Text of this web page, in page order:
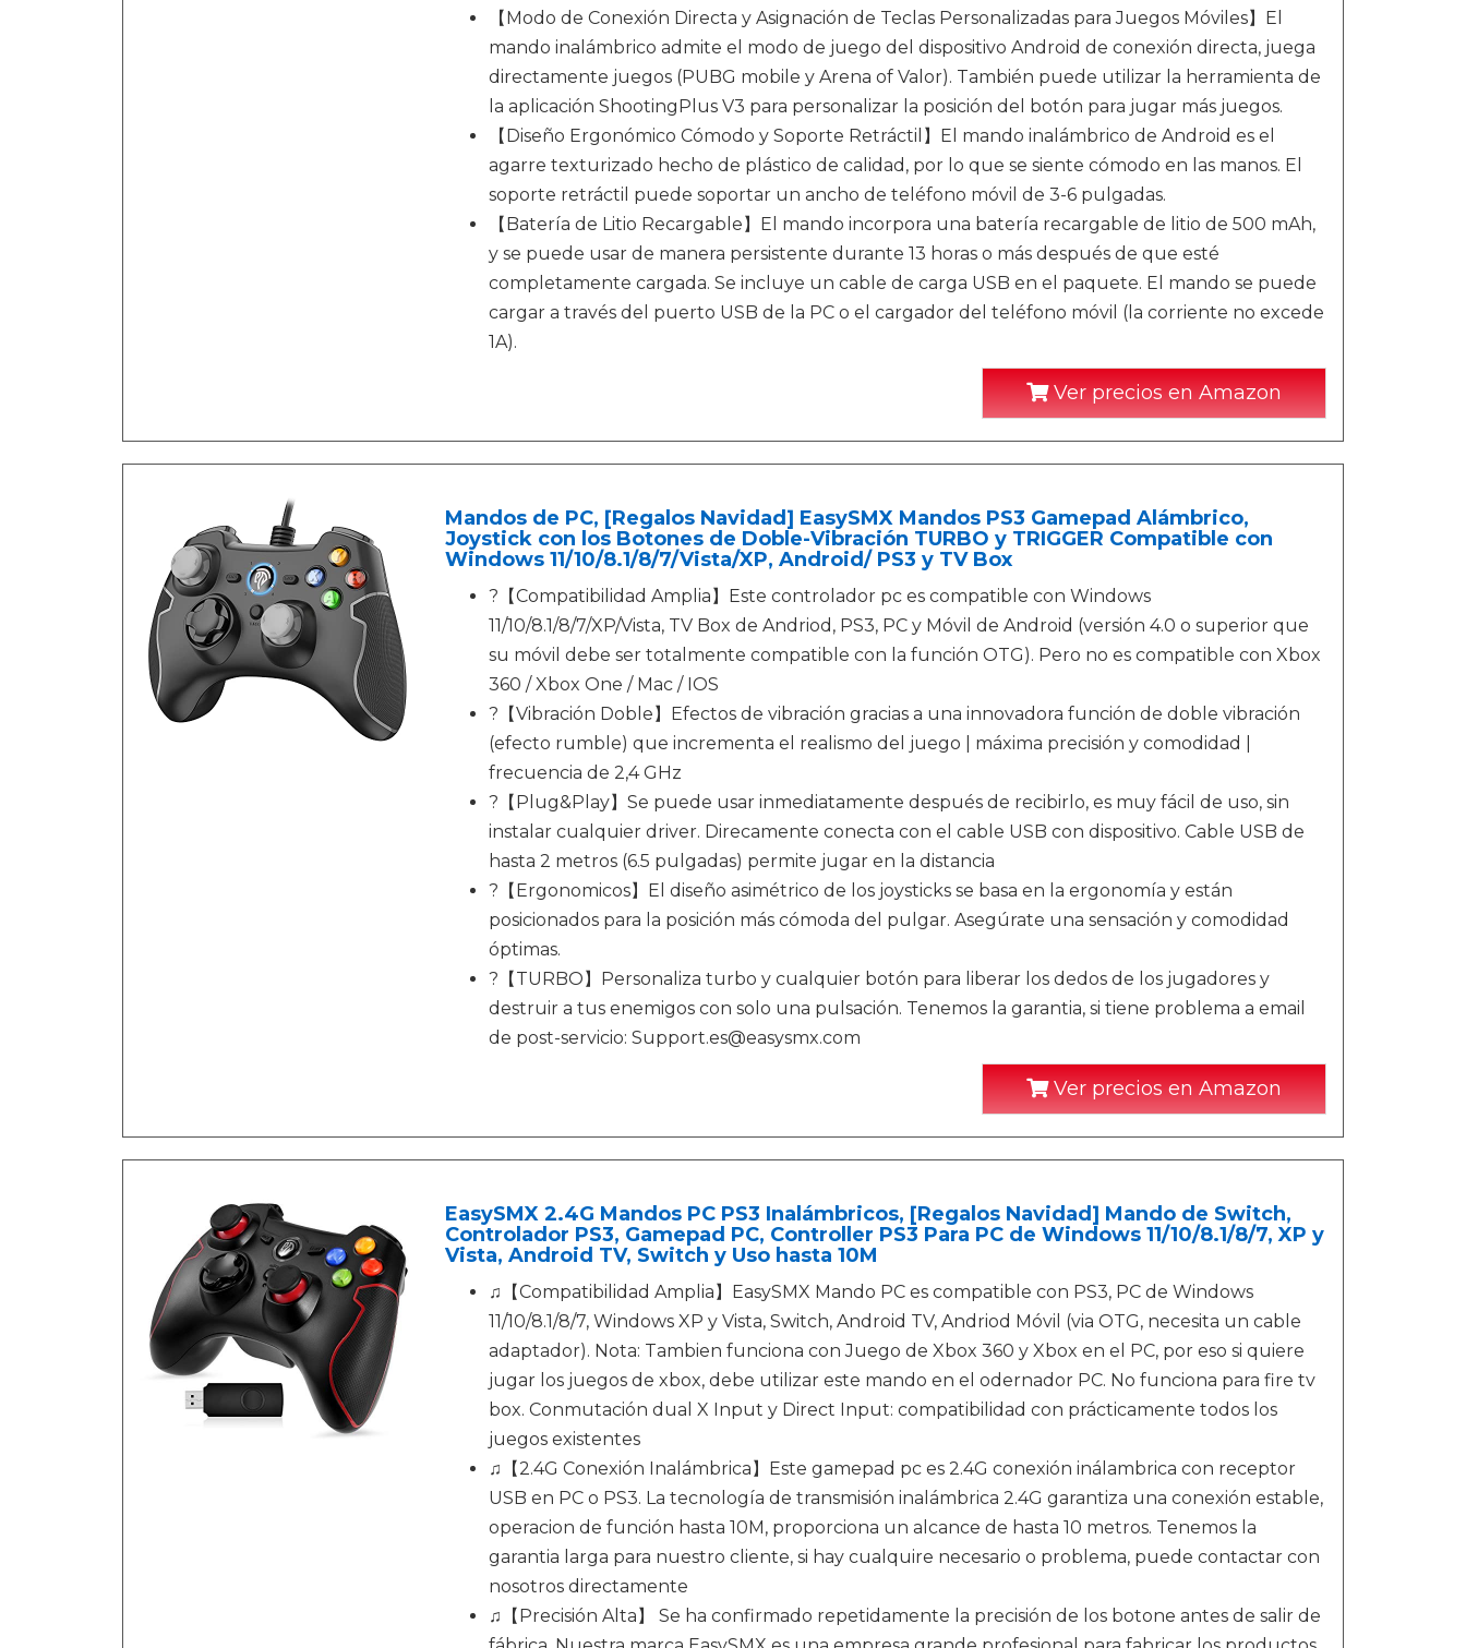
【Modo de Conexión Directa y Asignación de Teclas Personalizadas para Juegos Móviles】El
mando inalámbrico admite el modo de juego del dispositivo Android de conexión directa, juega
directamente juegos (PUBG mobile y Arena of Valor). También puede utilizar la herramienta de
la aplicación ShootingPlus V3 para personalizar la posición del botón para jugar más juegos.
【Diseño Ergonómico Cómodo y Soporte Retráctil】El mando inalámbrico de Android es el
agarre texturizado hecho de plástico de calidad, por lo que se siente cómodo en las manos. El
soporte retráctil puede soportar un ancho de teléfono móvil de 3-6 pulgadas.
【Batería de Litio Recargable】El mando incorpora una batería recargable de litio de 500 mAh,
y se puede usar de manera persistente durante 13 horas o más después de que esté
completamente cargada. Se incluye un cable de carga USB en el paquete. El mando se puede
cargar a través del puerto USB de la PC o el cargador del teléfono móvil (la corriente no excede
1A).
Ver precios en Amazon
Mandos de PC, [Regalos Navidad] EasySMX Mandos PS3 Gamepad Alámbrico,
Joystick con los Botones de Doble-Vibración TURBO y TRIGGER Compatible con
Windows 11/10/8.1/8/7/Vista/XP, Android/ PS3 y TV Box
?【Compatibilidad Amplia】Este controlador pc es compatible con Windows
11/10/8.1/8/7/XP/Vista, TV Box de Andriod, PS3, PC y Móvil de Android (versión 4.0 o superior que
su móvil debe ser totalmente compatible con la función OTG). Pero no es compatible con Xbox
360 / Xbox One / Mac / IOS
?【Vibración Doble】Efectos de vibración gracias a una innovadora función de doble vibración
(efecto rumble) que incrementa el realismo del juego | máxima precisión y comodidad |
frecuencia de 2,4 GHz
?【Plug&Play】Se puede usar inmediatamente después de recibirlo, es muy fácil de uso, sin
instalar cualquier driver. Direcamente conecta con el cable USB con dispositivo. Cable USB de
hasta 2 metros (6.5 pulgadas) permite jugar en la distancia
?【Ergonomicos】El diseño asimétrico de los joysticks se basa en la ergonomía y están
posicionados para la posición más cómoda del pulgar. Asegúrate una sensación y comodidad
óptimas.
?【TURBO】Personaliza turbo y cualquier botón para liberar los dedos de los jugadores y
destruir a tus enemigos con solo una pulsación. Tenemos la garantia, si tiene problema a email
de post-servicio: Support.es@easysmx.com
Ver precios en Amazon
EasySMX 2.4G Mandos PC PS3 Inalámbricos, [Regalos Navidad] Mando de Switch,
Controlador PS3, Gamepad PC, Controller PS3 Para PC de Windows 11/10/8.1/8/7, XP y
Vista, Android TV, Switch y Uso hasta 10M
♫【Compatibilidad Amplia】EasySMX Mando PC es compatible con PS3, PC de Windows
11/10/8.1/8/7, Windows XP y Vista, Switch, Android TV, Andriod Móvil (via OTG, necesita un cable
adaptador). Nota: Tambien funciona con Juego de Xbox 360 y Xbox en el PC, por eso si quiere
jugar los juegos de xbox, debe utilizar este mando en el odernador PC. No funciona para fire tv
box. Conmutación dual X Input y Direct Input: compatibilidad con prácticamente todos los
juegos existentes
♫【2.4G Conexión Inalámbrica】Este gamepad pc es 2.4G conexión inálambrica con receptor
USB en PC o PS3. La tecnología de transmisión inalámbrica 2.4G garantiza una conexión estable,
operacion de función hasta 10M, proporciona un alcance de hasta 10 metros. Tenemos la
garantia larga para nuestro cliente, si hay cualquire necesario o problema, puede contactar con
nosotros directamente
♫【Precisión Alta】 Se ha confirmado repetidamente la precisión de los botone antes de salir de